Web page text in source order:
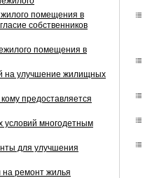
помещения в
собственников
помещения в
на улучшение жилищных
предоставляется
многодетным
для улучшения
на ремонт жилья